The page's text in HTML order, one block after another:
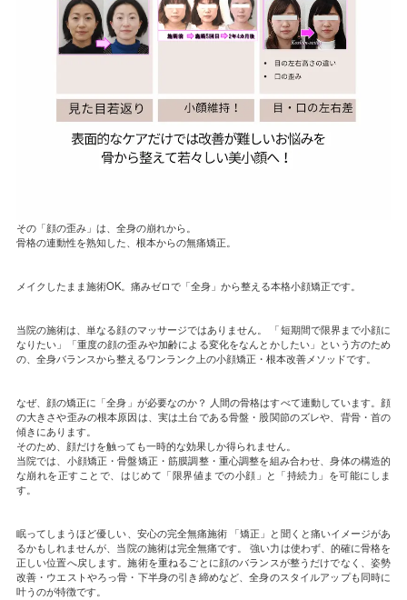
その「顔の歪み」は、全身の崩れから。
骨格の連動性を熟知した、根本からの無痛矯正。
メイクしたまま施術OK。痛みゼロで「全身」から整える本格小顔矯正です。
当院の施術は、単なる顔のマッサージではありません。 「短期間で限界まで小顔に
なりたい」「重度の顔の歪みや加齢による変化をなんとかしたい」という方のため
の、全身バランスから整えるワンランク上の小顔矯正・根本改善メソッドです。
なぜ、顔の矯正に「全身」が必要なのか？ 人間の骨格はすべて連動しています。顔
の大きさや歪みの根本原因は、実は土台である骨盤・股関節のズレや、背骨・首の
傾きにあります。
そのため、顔だけを触っても一時的な効果しか得られません。
当院では、小顔矯正・骨盤矯正・筋膜調整・重心調整を組み合わせ、身体の構造的
な崩れを正すことで、はじめて「限界値までの小顔」と「持続力」を可能にしま
す。
眠ってしまうほど優しい、安心の完全無痛施術 「矯正」と聞くと痛いイメージがあ
るかもしれませんが、当院の施術は完全無痛です。 強い力は使わず、的確に骨格を
正しい位置へ戻します。施術を重ねるごとに顔のバランスが整うだけでなく、姿勢
改善・ウエストやろっ骨・下半身の引き締めなど、全身のスタイルアップも同時に
叶うのが特徴です。